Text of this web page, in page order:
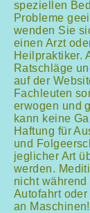
speziellen
Probleme
wenden Sie
einen Arzt
Heilpraktiker.
Ratschläge
auf der
Fachleuten
erwogen und
kann keine
Haftung für
und
jeglicher Art
werden.
nicht während
Autofahrt
an Maschinen!